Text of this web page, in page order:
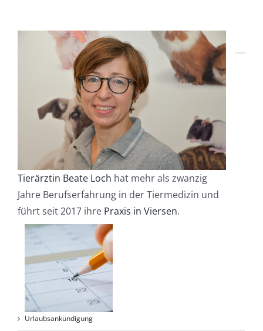
Tierärztin Beate Loch hat mehr als zwanzig
Jahre Berufserfahrung in der Tiermedizin und
führt seit 2017 ihre Praxis in Viersen.
Urlaubsankündigung